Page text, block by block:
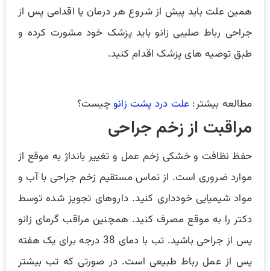
همین علت باید پیش از شروع هر درمان یا اقدامی پس از
جراحی رباط صلیبی زانو باید پزشک خود مشورت کرده و
طبق توصیه های پزشک اقدام کنید.
مطالعه بیشتر: علت درد پشت زانوچیست؟
مراقبت از زخم جراحی
حفظ نظافت و خشکی زخم عمل و تغییر بانداژ به موقع از
موارد ضروری است. از تماس مستقیم زخم جراحی با آب و
مواد شیمیایی خودداری کنید. داروهای تجویز شده توسط
دکتر را به موقع مصرف کنید. همچنین مراقب گرمای زانو
پس از جراحی باشید. تب با دمای 38 درجه برای یک هفته
پس از عمل رباط طبیعی است. در صورتی که تب بیشتر